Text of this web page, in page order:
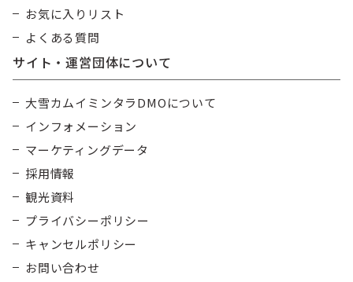
お気に入りリスト
よくある質問
サイト・運営団体について
大雪カムイミンタラDMOについて
インフォメーション
マーケティングデータ
採用情報
観光資料
プライバシーポリシー
キャンセルポリシー
お問い合わせ